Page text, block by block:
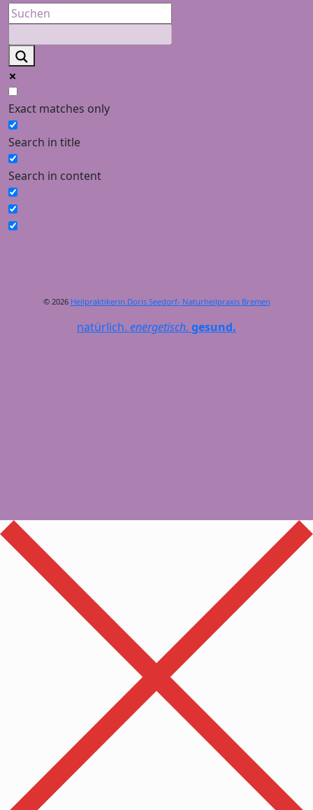
Exact matches only
Search in title
Search in content
© 2026 Heilpraktikerin Doris Seedorf- Naturheilpraxis Bremen
natürlich. energetisch. gesund.